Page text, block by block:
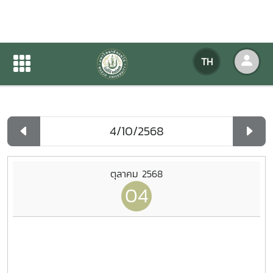
TH
ปฏิทินกิจกรรมของหน่วยงาน
ปฏิทินกิจกรรมของหน่วยงาน
ตุลาคม 2568
04